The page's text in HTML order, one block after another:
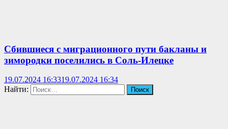
Сбившиеся с миграционного пути бакланы и
зимородки поселились в Соль-Илецке
19.07.2024 16:3319.07.2024 16:34
Найти: